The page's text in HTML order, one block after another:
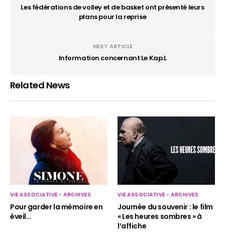
Les fédérations de volley et de basket ont présenté leurs
plans pour la reprise
NEXT ARTICLE
Information concernant Le Kap.L
Related News
VIE ASSOCIATIVE - ARCHIVES
Pour garder la mémoire en
éveil…
VIE ASSOCIATIVE - ARCHIVES
Journée du souvenir : le film
« Les heures sombres » à
l’affiche